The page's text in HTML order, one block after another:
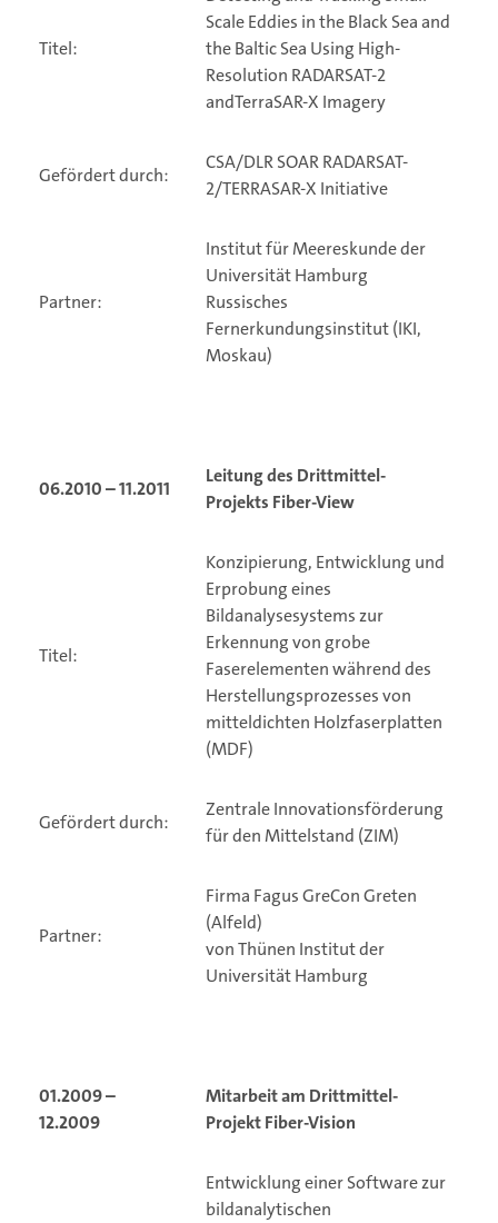
Titel:
Scale Eddies in the Black Sea and
the Baltic Sea Using High-
Resolution RADARSAT-2
andTerraSAR-X Imagery
Gefördert durch:
CSA/DLR SOAR RADARSAT-
2/TERRASAR-X Initiative
Partner:
Institut für Meereskunde der
Universität Hamburg
Russisches
Fernerkundungsinstitut (IKI,
Moskau)
06.2010 – 11.2011
Leitung des Drittmittel-
Projekts Fiber-View
Titel:
Konzipierung, Entwicklung und
Erprobung eines
Bildanalysesystems zur
Erkennung von grobe
Faserelementen während des
Herstellungsprozesses von
mitteldichten Holzfaserplatten
(MDF)
Gefördert durch:
Zentrale Innovationsförderung
für den Mittelstand (ZIM)
Partner:
Firma Fagus GreCon Greten
(Alfeld)
von Thünen Institut der
Universität Hamburg
01.2009 –
12.2009
Mitarbeit am Drittmittel-
ProjektFiber-Vision
Entwicklung einer Software zur
bildanalytischen